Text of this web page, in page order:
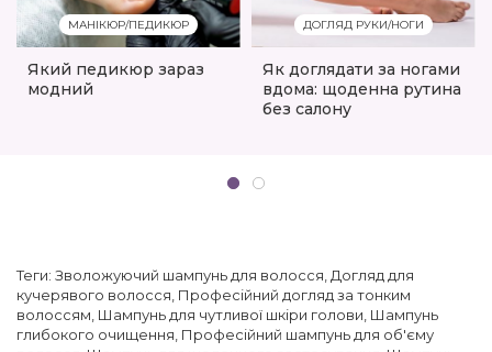
МАНІКЮР/ПЕДИКЮР
Який педикюр зараз
модний
ДОГЛЯД РУКИ/НОГИ
Як доглядати за ногами
вдома: щоденна рутина
без салону
Теги: Зволожуючий шампунь для волосся,Догляд для
кучерявого волосся, Професійний догляд за тонким
волоссям, Шампунь для чутливої ​​шкіри голови, Шампунь
глибокого очищення, Професійний шампунь для об'єму